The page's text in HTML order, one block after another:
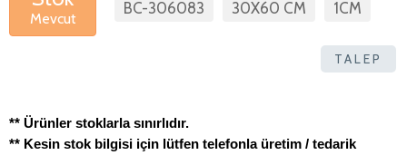
Mevcut
BC-306083 30X60 CM 1CM
TALEP
** Ürünler stoklarla sınırlıdır.
** Kesin stok bilgisi için lütfen telefonla üretim / tedarik